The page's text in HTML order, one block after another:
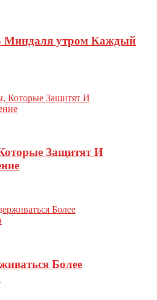
Миндаля утром Каждый
Защитят И
Более